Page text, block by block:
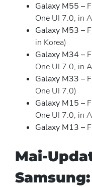
Galaxy M55 –
One UI 7.0, in
Galaxy M53 –
in Korea)
Galaxy M34 –
One UI 7.0, in
Galaxy M33 –
One UI 7.0)
Galaxy M15 –
One UI 7.0, in
Galaxy M13 –
Mai-